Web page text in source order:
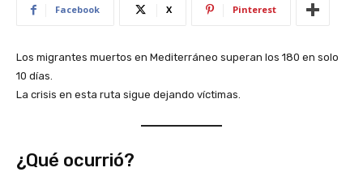
Facebook X Pinterest
Los migrantes muertos en Mediterráneo superan los 180 en solo
10 días.
La crisis en esta ruta sigue dejando víctimas.
¿Qué ocurrió?